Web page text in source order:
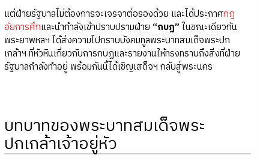
แต่ฝ่ายรัฐบาลไม่ต้องการจะเจรจาต่อรองด้วย และได้ประกาศกฎ
อัยการศึกและนำกำลังเข้าปราบปรามฝ่าย “กบฏ” ในขณะเดียวกัน
พระยาพหลฯ ได้ส่งความไปกราบบังคมทูลพระบาทสมเด็จพระปก
เกล้าฯ ที่หัวหินเกี่ยวกับการกบฏและรายงานให้ทรงทราบถึงสิ่งที่ฝ่าย
รัฐบาลกำลังทำอยู่ พร้อมกันนี้ได้เชิญเสด็จฯ กลับสู่พระนคร
บทบาทของพระบาทสมเด็จพระ
ปกเกล้าเจ้าอยู่หัว